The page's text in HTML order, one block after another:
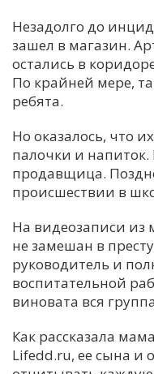
Е
К
М
Н
Незадолго до
зашел в магазин.
остались в
По крайней мере,
ребята.
Но оказалось, что
палочки и напиток.
продавщица.
происшествии в
На видеозаписи из
не замешан в
руководитель и
воспитательной
виновата вся
Как рассказала
Lifedd.ru, ее сына и